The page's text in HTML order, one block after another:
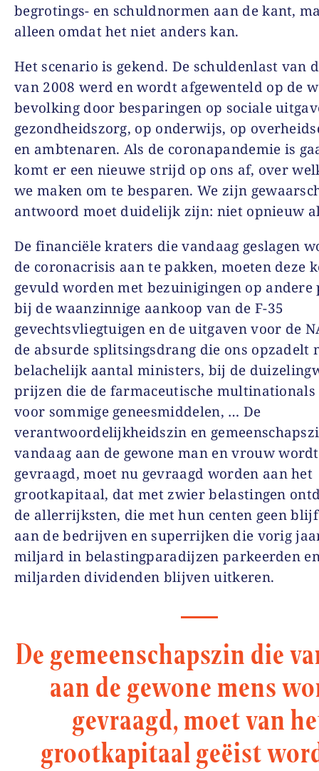
begrotings- en schuldnormen aan de kant,
alleen omdat het niet anders kan.
Het scenario is gekend. De schuldenlast van
van 2008 werd en wordt afgewenteld op de
bevolking door besparingen op sociale
gezondheidszorg, op onderwijs, op
en ambtenaren. Als de coronapandemie is
komt er een nieuwe strijd op ons af, over
we maken om te besparen. We zijn
antwoord moet duidelijk zijn: niet opnieuw
De financiële kraters die vandaag geslagen
de coronacrisis aan te pakken, moeten deze
gevuld worden met bezuinigingen op andere
bij de waanzinnige aankoop van de F-35
gevechtsvliegtuigen en de uitgaven voor de
de absurde splitsingsdrang die ons opzadelt
belachelijk aantal ministers, bij de
prijzen die de farmaceutische multinationals
voor sommige geneesmiddelen, … De
verantwoordelijkheidszin en
vandaag aan de gewone man en vrouw wordt
gevraagd, moet nu gevraagd worden aan het
grootkapitaal, dat met zwier belastingen
de allerrijksten, die met hun centen geen
aan de bedrijven en superrijken die vorig
miljard in belastingparadijzen parkeerden
miljarden dividenden blijven uitkeren.
De gemeenschapszin die
aan de gewone mens
gevraagd, moet van
grootkapitaal geëist